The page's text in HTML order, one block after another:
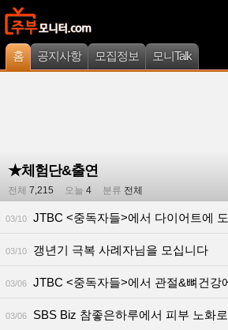
홈 공지사항 모집정보 모니Talk
★체험단&출연
전체 7,215 오늘 4 분류 전체
03/10 JTBC <중독자들>에서 다이어트에 도움되
03/10 갱년기 극복 사례자님을 모십니다
03/06 JTBC <중독자들>에서 관절&뼈건강에 도움되
03/06 SBS Biz 참좋은하루에서 피부 노화로 고민